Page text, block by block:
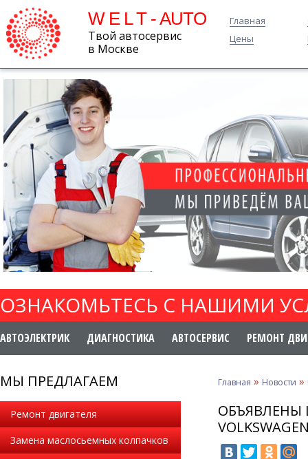
W E L T - AUTO
Твой автосервис
в Москве
Главная
Цены
ОЗНАКОМЬТЕСЬ С НАШИМИ
АВТОЭЛЕКТРИК ДИАГНОСТИКА АВТОСЕРВИС РЕМОНТ
МЫ ПРЕДЛАГАЕМ
Ремонт двигателя
Замена маслосьемных колпачков
Главная » Новости »